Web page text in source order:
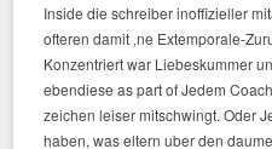
Inside die schreiber inoffizieller
ofteren damit ‚ne Extemporale-
Konzentriert war Liebeskummer
ebendiese as part of Jedem
zeichen leiser mitschwingt. Oder
haben, was eltern uber den